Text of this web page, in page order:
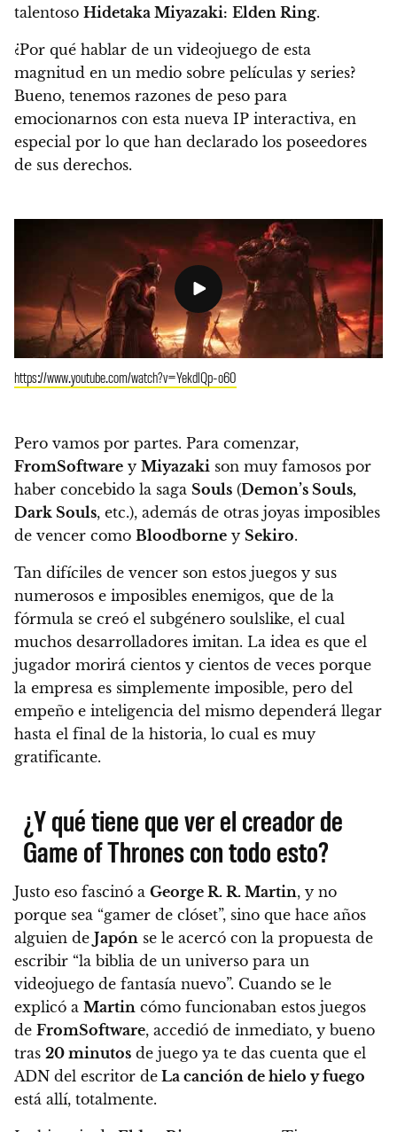
talentoso Hidetaka Miyazaki: Elden Ring.
¿Por qué hablar de un videojuego de esta
magnitud en un medio sobre películas y series?
Bueno, tenemos razones de peso para
emocionarnos con esta nueva IP interactiva, en
especial por lo que han declarado los poseedores
de sus derechos.
https://www.youtube.com/watch?v=YekdlQp-o60
Pero vamos por partes. Para comenzar,
FromSoftware y Miyazaki son muy famosos por
haber concebido la saga Souls (Demon’s Souls,
Dark Souls, etc.), además de otras joyas imposibles
de vencer como Bloodborne y Sekiro.
Tan difíciles de vencer son estos juegos y sus
numerosos e imposibles enemigos, que de la
fórmula se creó el subgénero soulslike, el cual
muchos desarrolladores imitan. La idea es que el
jugador morirá cientos y cientos de veces porque
la empresa es simplemente imposible, pero del
empeño e inteligencia del mismo dependerá llegar
hasta el final de la historia, lo cual es muy
gratificante.
¿Y qué tiene que ver el creador de
Game of Thrones con todo esto?
Justo eso fascinó a George R. R. Martin, y no
porque sea “gamer de clóset”, sino que hace años
alguien de Japón se le acercó con la propuesta de
escribir “la biblia de un universo para un
videojuego de fantasía nuevo”. Cuando se le
explicó a Martin cómo funcionaban estos juegos
de FromSoftware, accedió de inmediato, y bueno
tras 20 minutos de juego ya te das cuenta que el
ADN del escritor de La canción de hielo y fuego
está allí, totalmente.